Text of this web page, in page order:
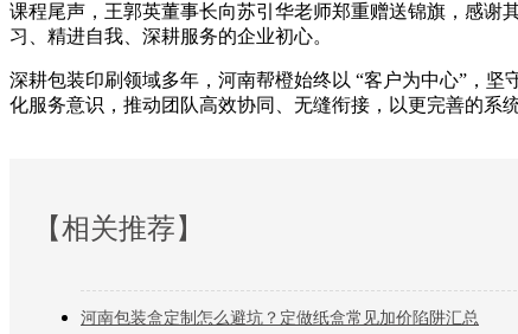
课程尾声，王郭英董事长向苏引华老师郑重赠送锦旗，感谢
习、精进自我、深耕服务的企业初心。
深耕包装印刷领域多年，河南帮橙始终以 “客户为中心”，
化服务意识，推动团队高效协同、无缝衔接，以更完善的系
【相关推荐】
河南包装盒定制怎么避坑？定做纸盒常见加价陷阱汇总